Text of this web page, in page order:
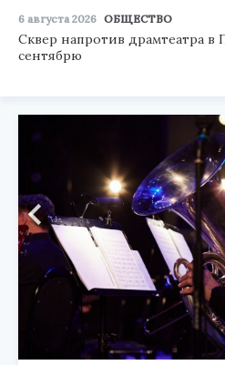
6 августа 2026 ОБЩЕСТВО
Сквер напротив драмтеатра
сентябрю